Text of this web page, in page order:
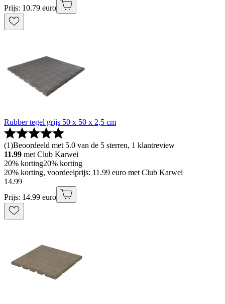
Prijs: 10.79 euro
Rubber tegel grijs 50 x 50 x 2,5 cm
(1)Beoordeeld met 5.0 van de 5 sterren, 1 klantreview
11.99 met Club Karwei
20% korting20% korting
20% korting, voordeelprijs: 11.99 euro met Club Karwei
14.99
Prijs: 14.99 euro